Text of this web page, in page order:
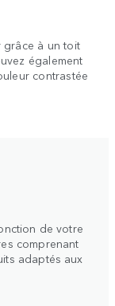
grâce à un toit
également
contrastée
de votre
comprenant
adaptés aux